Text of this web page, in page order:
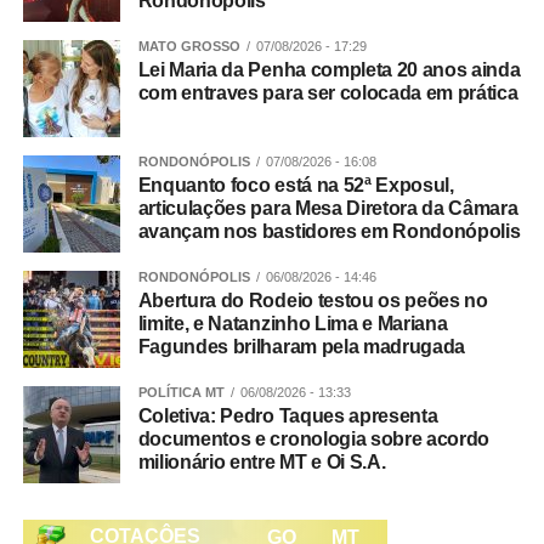
sistemáticas nos valores recebidos pelos agricultores. A
evidência indica que o mecanismo não afetou a
remuneração dos produtores nem provocou distorções de
mercado, contrariando a tese de que haveria formação de
cartel entre as empresas participantes.
Proteção da floresta e competitividade do setor
O artigo destaca que a redução do desmatamento está
relacionada à competitividade de longo prazo do setor
agrícola. A perda de floresta pode afetar serviços
ecossistêmicos importantes para a agricultura, como a
disponibilidade de chuvas e a regulação do clima
regional. Além disso, cadeias produtivas sem
mecanismos de controle de desmatamento podem
enfrentar desafios diante de mercados que ampliam
exigências ambientais e de rastreabilidade.
Veja Mais: Setor de Aquicultura e Pesca será
MATO GROSSO 07/08/2026 - 17:29
Lei Maria da Penha completa 20 anos ainda
com entraves para ser colocada em prática
RONDONÓPOLIS 07/08/2026 - 16:08
Enquanto foco está na 52ª Exposul,
articulações para Mesa Diretora da Câmara
avançam nos bastidores em Rondonópolis
RONDONÓPOLIS 06/08/2026 - 14:46
Abertura do Rodeio testou os peões no
limite, e Natanzinho Lima e Mariana
Fagundes brilharam pela madrugada
POLÍTICA MT 06/08/2026 - 13:33
Coletiva: Pedro Taques apresenta
documentos e cronologia sobre acordo
milionário entre MT e Oi S.A.